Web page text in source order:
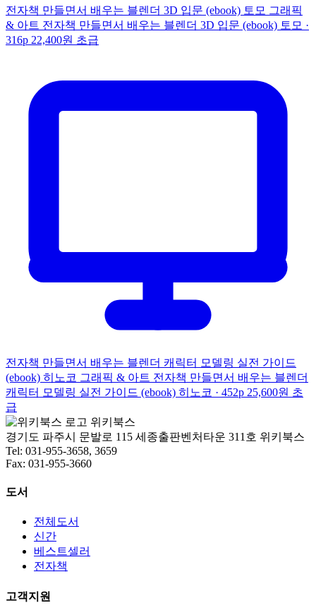
전자책 만들면서 배우는 블렌더 3D 입문 (ebook) 토모 그래픽
& 아트 전자책 만들면서 배우는 블렌더 3D 입문 (ebook) 토모 ·
316p 22,400원 초급
전자책 만들면서 배우는 블렌더 캐릭터 모델링 실전 가이드
(ebook) 히노코 그래픽 & 아트 전자책 만들면서 배우는 블렌더
캐릭터 모델링 실전 가이드 (ebook) 히노코 · 452p 25,600원 초
급
위키북스
경기도 파주시 문발로 115 세종출판벤처타운 311호 위키북스
Tel: 031-955-3658, 3659
Fax: 031-955-3660
도서
전체도서
신간
베스트셀러
전자책
고객지원